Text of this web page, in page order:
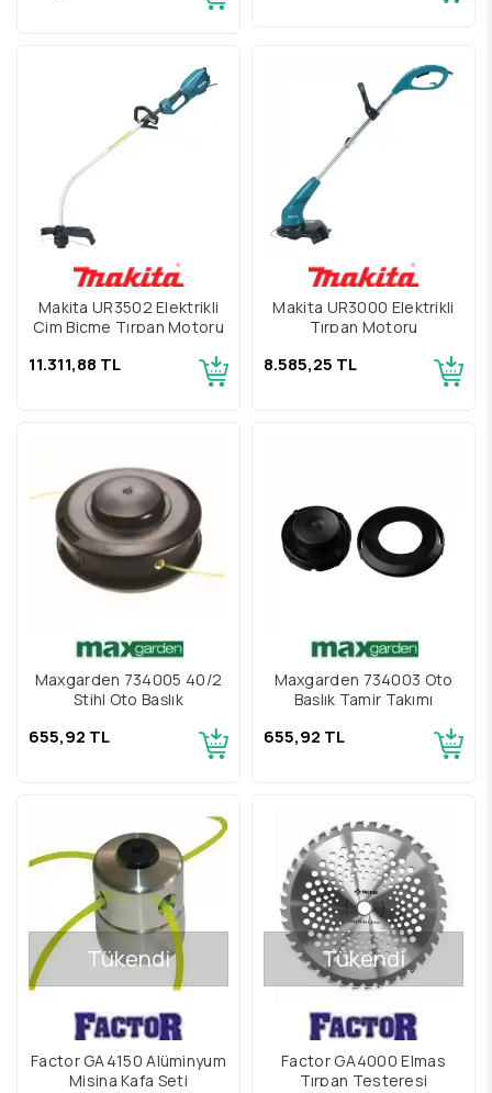
Makita UR3502 Elektrikli
Çim Biçme Tırpan Motoru
11.311,88 TL
Makita UR3000 Elektrikli
Tırpan Motoru
8.585,25 TL
Maxgarden 734005 40/2
Stihl Oto Başlık
655,92 TL
Maxgarden 734003 Oto
Başlık Tamir Takımı
655,92 TL
Tükendi
Factor GA4150 Alüminyum
Misina Kafa Seti
Tükendi
Factor GA4000 Elmas
Tırpan Testeresi